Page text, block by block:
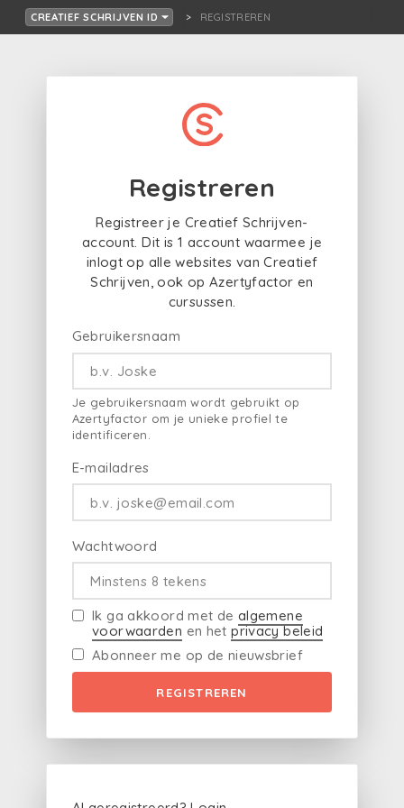
CREATIEF SCHRIJVEN ID REGISTREREN
Registreren
Registreer je Creatief Schrijven-
account. Dit is 1 account waarmee je
inlogt op alle websites van Creatief
Schrijven, ook op Azertyfactor en
cursussen.
Gebruikersnaam
Je gebruikersnaam wordt gebruikt op
Azertyfactor om je unieke profiel te
identificeren.
E-mailadres
Wachtwoord
Ik ga akkoord met de algemene
voorwaarden en hetprivacy beleid
Abonneer me op de nieuwsbrief
REGISTREREN